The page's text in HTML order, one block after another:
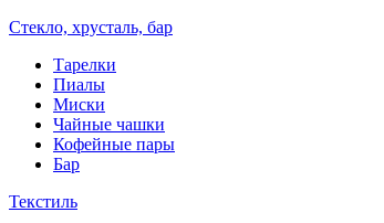
Стекло, хрусталь, бар
Тарелки
Пиалы
Миски
Чайные чашки
Кофейные пары
Бар
Текстиль